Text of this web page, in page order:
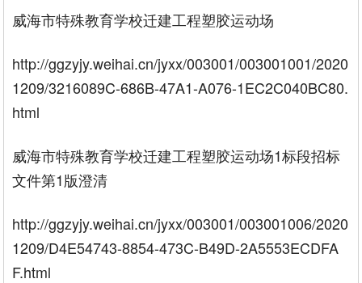
威海市特殊教育学校迁建工程塑胶运动场
http://ggzyjy.weihai.cn/jyxx/003001/003001001/2020
1209/3216089C-686B-47A1-A076-1EC2C040BC80.
html
威海市特殊教育学校迁建工程塑胶运动场1标段招标
文件第1版澄清
http://ggzyjy.weihai.cn/jyxx/003001/003001006/2020
1209/D4E54743-8854-473C-B49D-2A5553ECDFA
F.html